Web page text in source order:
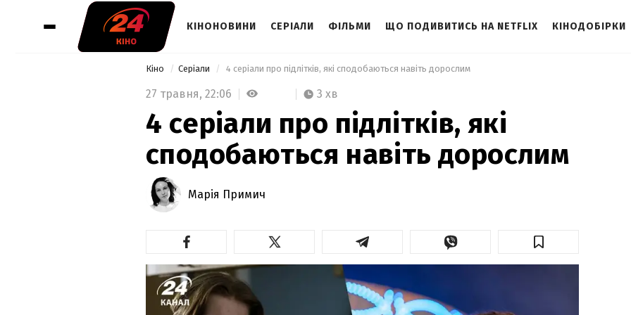
КІНОНОВИНИ СЕРІАЛИ ФІЛЬМИ ЩО ПОДИВИТИСЬ НА NETFLIX КІНОДОБІРКИ
Кіно Серіали 4 серіали про підлітків, які сподобаються навіть дорослим
27 травня, 22:06 3 хв
4 серіали про підлітків, які
сподобаються навіть дорослим
Марія Примич